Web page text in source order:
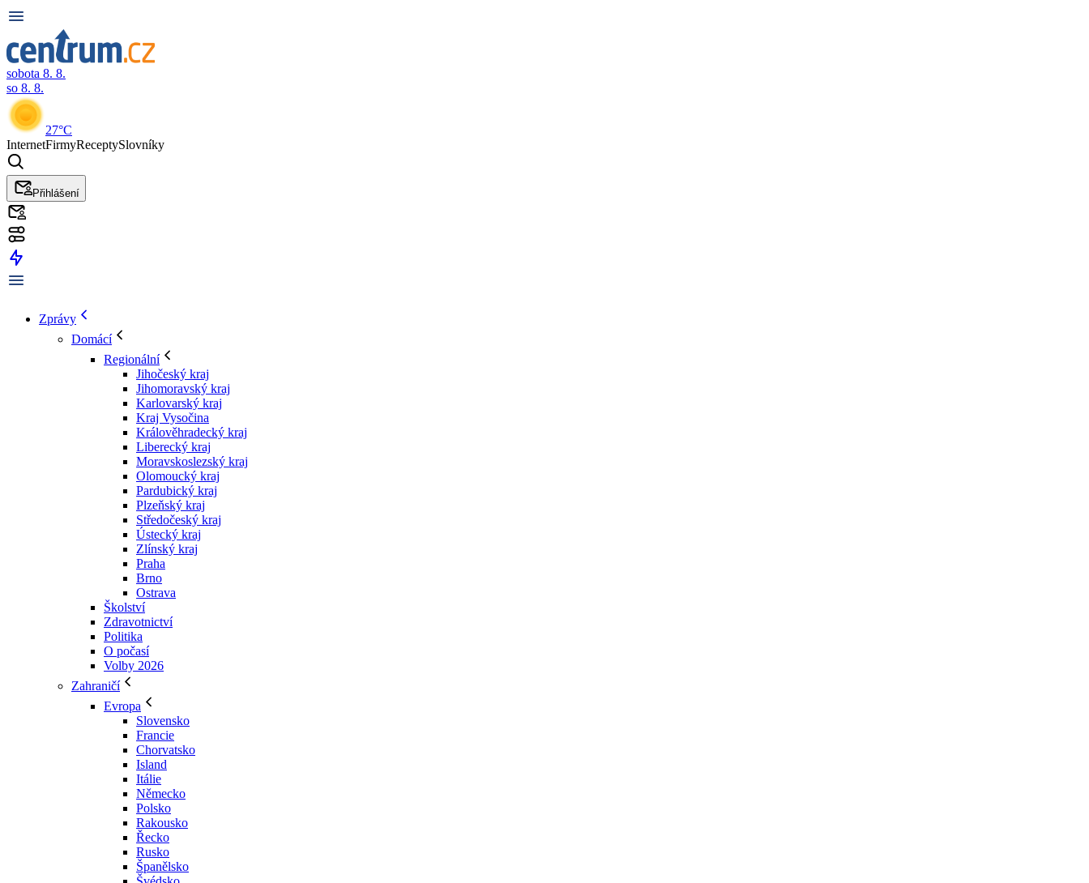
sobota 8. 8.
so 8. 8.
27°C
InternetFirmyReceptySlovníky
Přihlášení
Zprávy
Domácí
Regionální
Jihočeský kraj
Jihomoravský kraj
Karlovarský kraj
Kraj Vysočina
Králověhradecký kraj
Liberecký kraj
Moravskoslezský kraj
Olomoucký kraj
Pardubický kraj
Plzeňský kraj
Středočeský kraj
Ústecký kraj
Zlínský kraj
Praha
Brno
Ostrava
Školství
Zdravotnictví
Politika
O počasí
Volby 2026
Zahraničí
Evropa
Slovensko
Francie
Chorvatsko
Island
Itálie
Německo
Polsko
Rakousko
Řecko
Rusko
Španělsko